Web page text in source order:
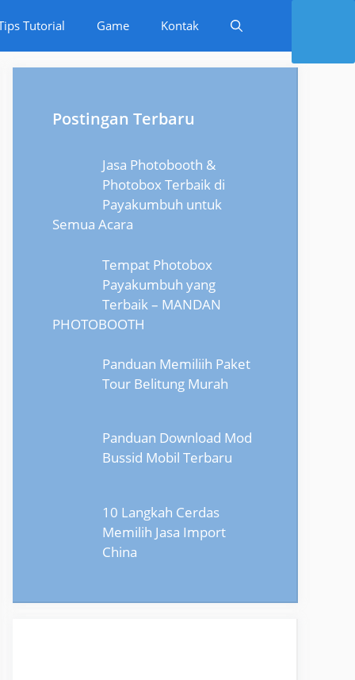
Tutorial Game Kontak
Postingan Terbaru
Jasa Photobooth &
Photobox Terbaik di
Payakumbuh untuk
Semua Acara
Tempat Photobox
Payakumbuh yang
Terbaik – MANDAN
PHOTOBOOTH
Panduan Memiliih Paket
Tour Belitung Murah
Panduan Download Mod
Bussid Mobil Terbaru
10 Langkah Cerdas
Memilih Jasa Import
China